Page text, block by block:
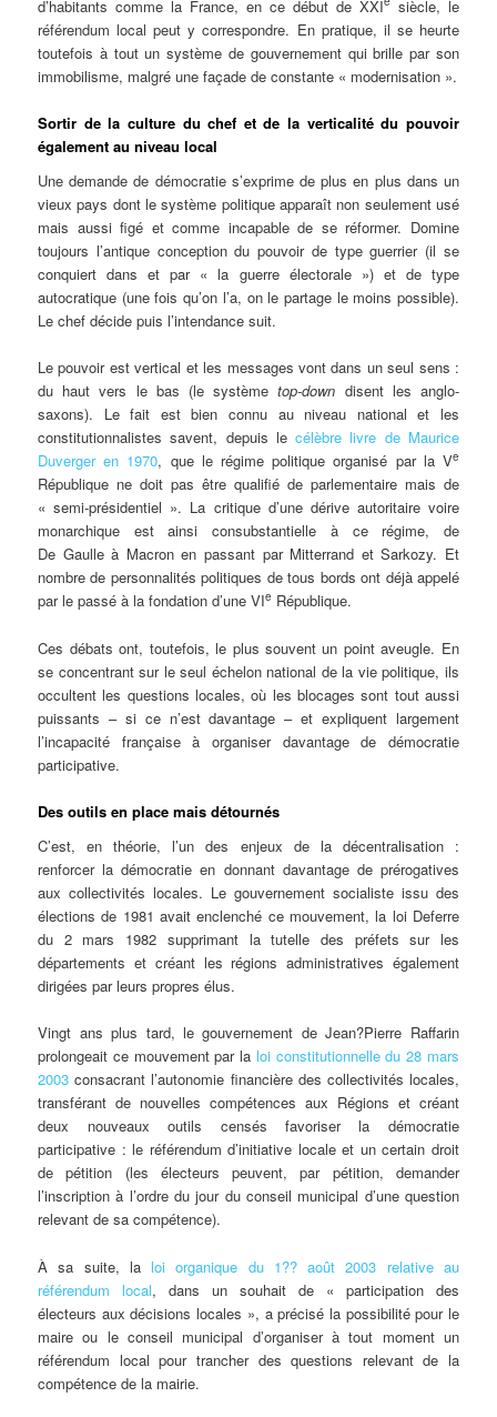
d’habitants comme la France, en ce début de XXI
siècle, le
référendum local peut y correspondre. En pratique, il se heurte
toutefois à tout un système de gouvernement qui brille par son
immobilisme, malgré une façade de constante « modernisation ».
Sortir de la culture du chef et de la verticalité du pouvoir
également au niveau local
Une demande de démocratie s’exprime de plus en plus dans un
vieux pays dont le système politique apparaît non seulement usé
mais aussi figé et comme incapable de se réformer. Domine
toujours l’antique conception du pouvoir de type guerrier (il se
conquiert dans et par « la guerre électorale ») et de type
autocratique (une fois qu’on l’a, on le partage le moins possible).
Le chef décide puis l’intendance suit.
Le pouvoir est vertical et les messages vont dans un seul sens :
du haut vers le bas (le systèmetop-down disent les anglo-
saxons). Le fait est bien connu au niveau national et les
constitutionnalistes savent, depuis lecélèbre livre de Maurice
Duverger en 1970, que le régime politique organisé par la Ve
République ne doit pas être qualifié de parlementaire mais de
« semi-présidentiel ». La critique d’une dérive autoritaire voire
monarchique est ainsi consubstantielle à ce régime, de
De Gaulle à Macron en passant par Mitterrand et Sarkozy. Et
nombre de personnalités politiques de tous bords ont déjà appelé
par le passé à la fondation d’une VIe République.
Ces débats ont, toutefois, le plus souvent un point aveugle. En
se concentrant sur le seul échelon national de la vie politique, ils
occultent les questions locales, où les blocages sont tout aussi
puissants – si ce n’est davantage – et expliquent largement
l’incapacité française à organiser davantage de démocratie
participative.
Des outils en place mais détournés
C’est, en théorie, l’un des enjeux de la décentralisation :
renforcer la démocratie en donnant davantage de prérogatives
aux collectivités locales. Le gouvernement socialiste issu des
élections de 1981 avait enclenché ce mouvement, la loi Deferre
du 2 mars 1982 supprimant la tutelle des préfets sur les
départements et créant les régions administratives également
dirigées par leurs propres élus.
Vingt ans plus tard, le gouvernement de Jean?Pierre Raffarin
prolongeait ce mouvement par la loi constitutionnelle du 28 mars
2003 consacrant l’autonomie financière des collectivités locales,
transférant de nouvelles compétences aux Régions et créant
deux nouveaux outils censés favoriser la démocratie
participative : le référendum d’initiative locale et un certain droit
de pétition (les électeurs peuvent, par pétition, demander
l’inscription à l’ordre du jour du conseil municipal d’une question
relevant de sa compétence).
À sa suite, laloi organique du 1?? août 2003 relative au
référendum local, dans un souhait de « participation des
électeurs aux décisions locales », a précisé la possibilité pour le
maire ou le conseil municipal d’organiser à tout moment un
référendum local pour trancher des questions relevant de la
compétence de la mairie.